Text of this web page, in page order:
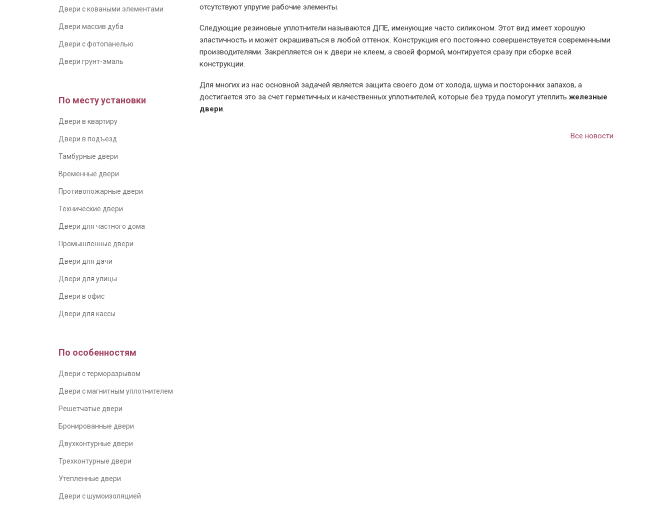
Двери с коваными элементами
Двери массив дуба
Двери с фотопанелью
Двери грунт-эмаль
По месту установки
Двери в квартиру
Двери в подъезд
Тамбурные двери
Временные двери
Противопожарные двери
Технические двери
Двери для частного дома
Промышленные двери
Двери для дачи
Двери для улицы
Двери в офис
Двери для кассы
По особенностям
Двери с терморазрывом
Двери с магнитным уплотнителем
Решетчатые двери
Бронированные двери
Двухконтурные двери
Трехконтурные двери
Утепленные двери
Двери с шумоизоляцией
отсутствуют упругие рабочие элементы.
Следующие резиновые уплотнители называются ДПЕ, именующие часто силиконом. Этот вид имеет хорошую
эластичность и может окрашиваться в любой оттенок. Конструкция его постоянно совершенствуется современными
производителями. Закрепляется он к двери не клеем, а своей формой, монтируется сразу при сборке всей
конструкции.
Для многих из нас основной задачей является защита своего дом от холода, шума и посторонних запахов, а
достигается это за счет герметичных и качественных уплотнителей, которые без труда помогут утеплить железные
двери.
Все новости